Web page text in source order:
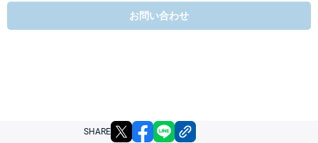
お問い合わせ
SHARE X facebook